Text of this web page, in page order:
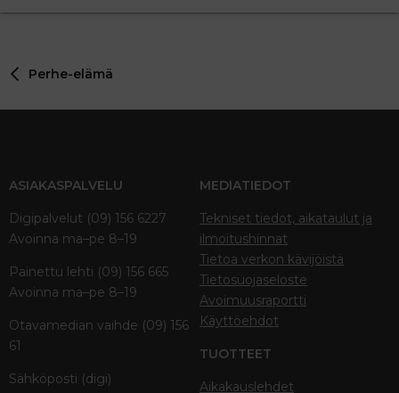
Perhe-elämä
ASIAKASPALVELU
Digipalvelut (09) 156 6227
Avoinna ma–pe 8–19
Painettu lehti (09) 156 665
Avoinna ma–pe 8–19
Otavamedian vaihde (09) 156
61
Sähköposti (digi)
MEDIATIEDOT
Tekniset tiedot, aikataulut ja
ilmoitushinnat
Tietoa verkon kävijöistä
Tietosuojaseloste
Avoimuusraportti
Käyttöehdot
TUOTTEET
Aikakauslehdet